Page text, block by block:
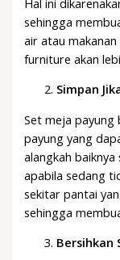
sehingga
air atau
furniture akan
Simpan
Set meja payung
payung yang
alangkah
apabila sedang
sekitar pantai
sehingga
Bersihkan